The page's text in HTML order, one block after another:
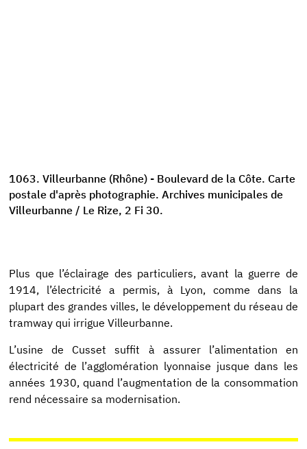
1063. Villeurbanne (Rhône) - Boulevard de la Côte. Carte
postale d'après photographie. Archives municipales de
Villeurbanne / Le Rize, 2 Fi 30.
Plus que l’éclairage des particuliers, avant la guerre de
1914, l’électricité a permis, à Lyon, comme dans la
plupart des grandes villes, le développement du réseau de
tramway qui irrigue Villeurbanne.
L’usine de Cusset suffit à assurer l’alimentation en
électricité de l’agglomération lyonnaise jusque dans les
années 1930, quand l’augmentation de la consommation
rend nécessaire sa modernisation.